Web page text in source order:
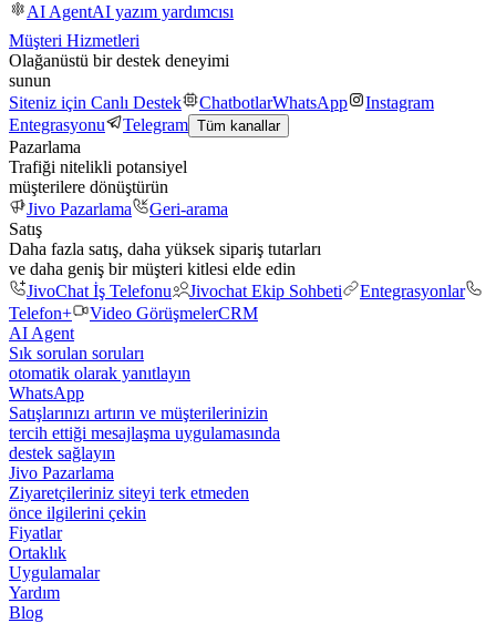
AI AgentAI yazım yardımcısı
Müşteri Hizmetleri
Olağanüstü bir destek deneyimi
sunun
Siteniz için Canlı Destek
ChatbotlarWhatsApp
Instagram
Entegrasyonu
Telegram Tüm kanallar
Pazarlama
Trafiği nitelikli potansiyel
müşterilere dönüştürün
Jivo Pazarlama
Geri-arama
Satış
Daha fazla satış, daha yüksek sipariş tutarları
ve daha geniş bir müşteri kitlesi elde edin
JivoChat İş Telefonu
Jivochat Ekip Sohbeti
Entegrasyonlar
Telefon+
Video GörüşmelerCRM
AI Agent
Sık sorulan soruları
otomatik olarak yanıtlayın
WhatsApp
Satışlarınızı artırın ve müşterilerinizin
tercih ettiği mesajlaşma uygulamasında
destek sağlayın
Jivo Pazarlama
Ziyaretçileriniz siteyi terk etmeden
önce ilgilerini çekin
Fiyatlar
Ortaklık
Uygulamalar
Yardım
Blog